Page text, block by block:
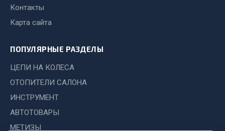
Весь раздел
Подвеска
Система питания
Система выпуска газа
Система охлаждения
Контакты
Карта сайта
ПОПУЛЯРНЫЕ РАЗДЕЛЫ
ЦЕПИ НА КОЛЕСА
ОТОПИТЕЛИ САЛОНА
ИНСТРУМЕНТ
АВТОТОВАРЫ
МЕТИЗЫ